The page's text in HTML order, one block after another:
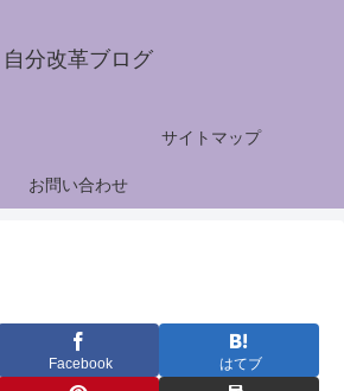
自分改革ブログ
サイトマップ
お問い合わせ
Facebook はてブ